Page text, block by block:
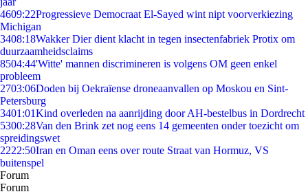
4609:22Progressieve Democraat El-Sayed wint nipt voorverkiezing
Michigan
3408:18Wakker Dier dient klacht in tegen insectenfabriek Protix om
duurzaamheidsclaims
8504:44'Witte' mannen discrimineren is volgens OM geen enkel
probleem
2703:06Doden bij Oekraïense droneaanvallen op Moskou en Sint-
Petersburg
3401:01Kind overleden na aanrijding door AH-bestelbus in Dordrecht
5300:28Van den Brink zet nog eens 14 gemeenten onder toezicht om
spreidingswet
2222:50Iran en Oman eens over route Straat van Hormuz, VS
buitenspel
Forum
Forum